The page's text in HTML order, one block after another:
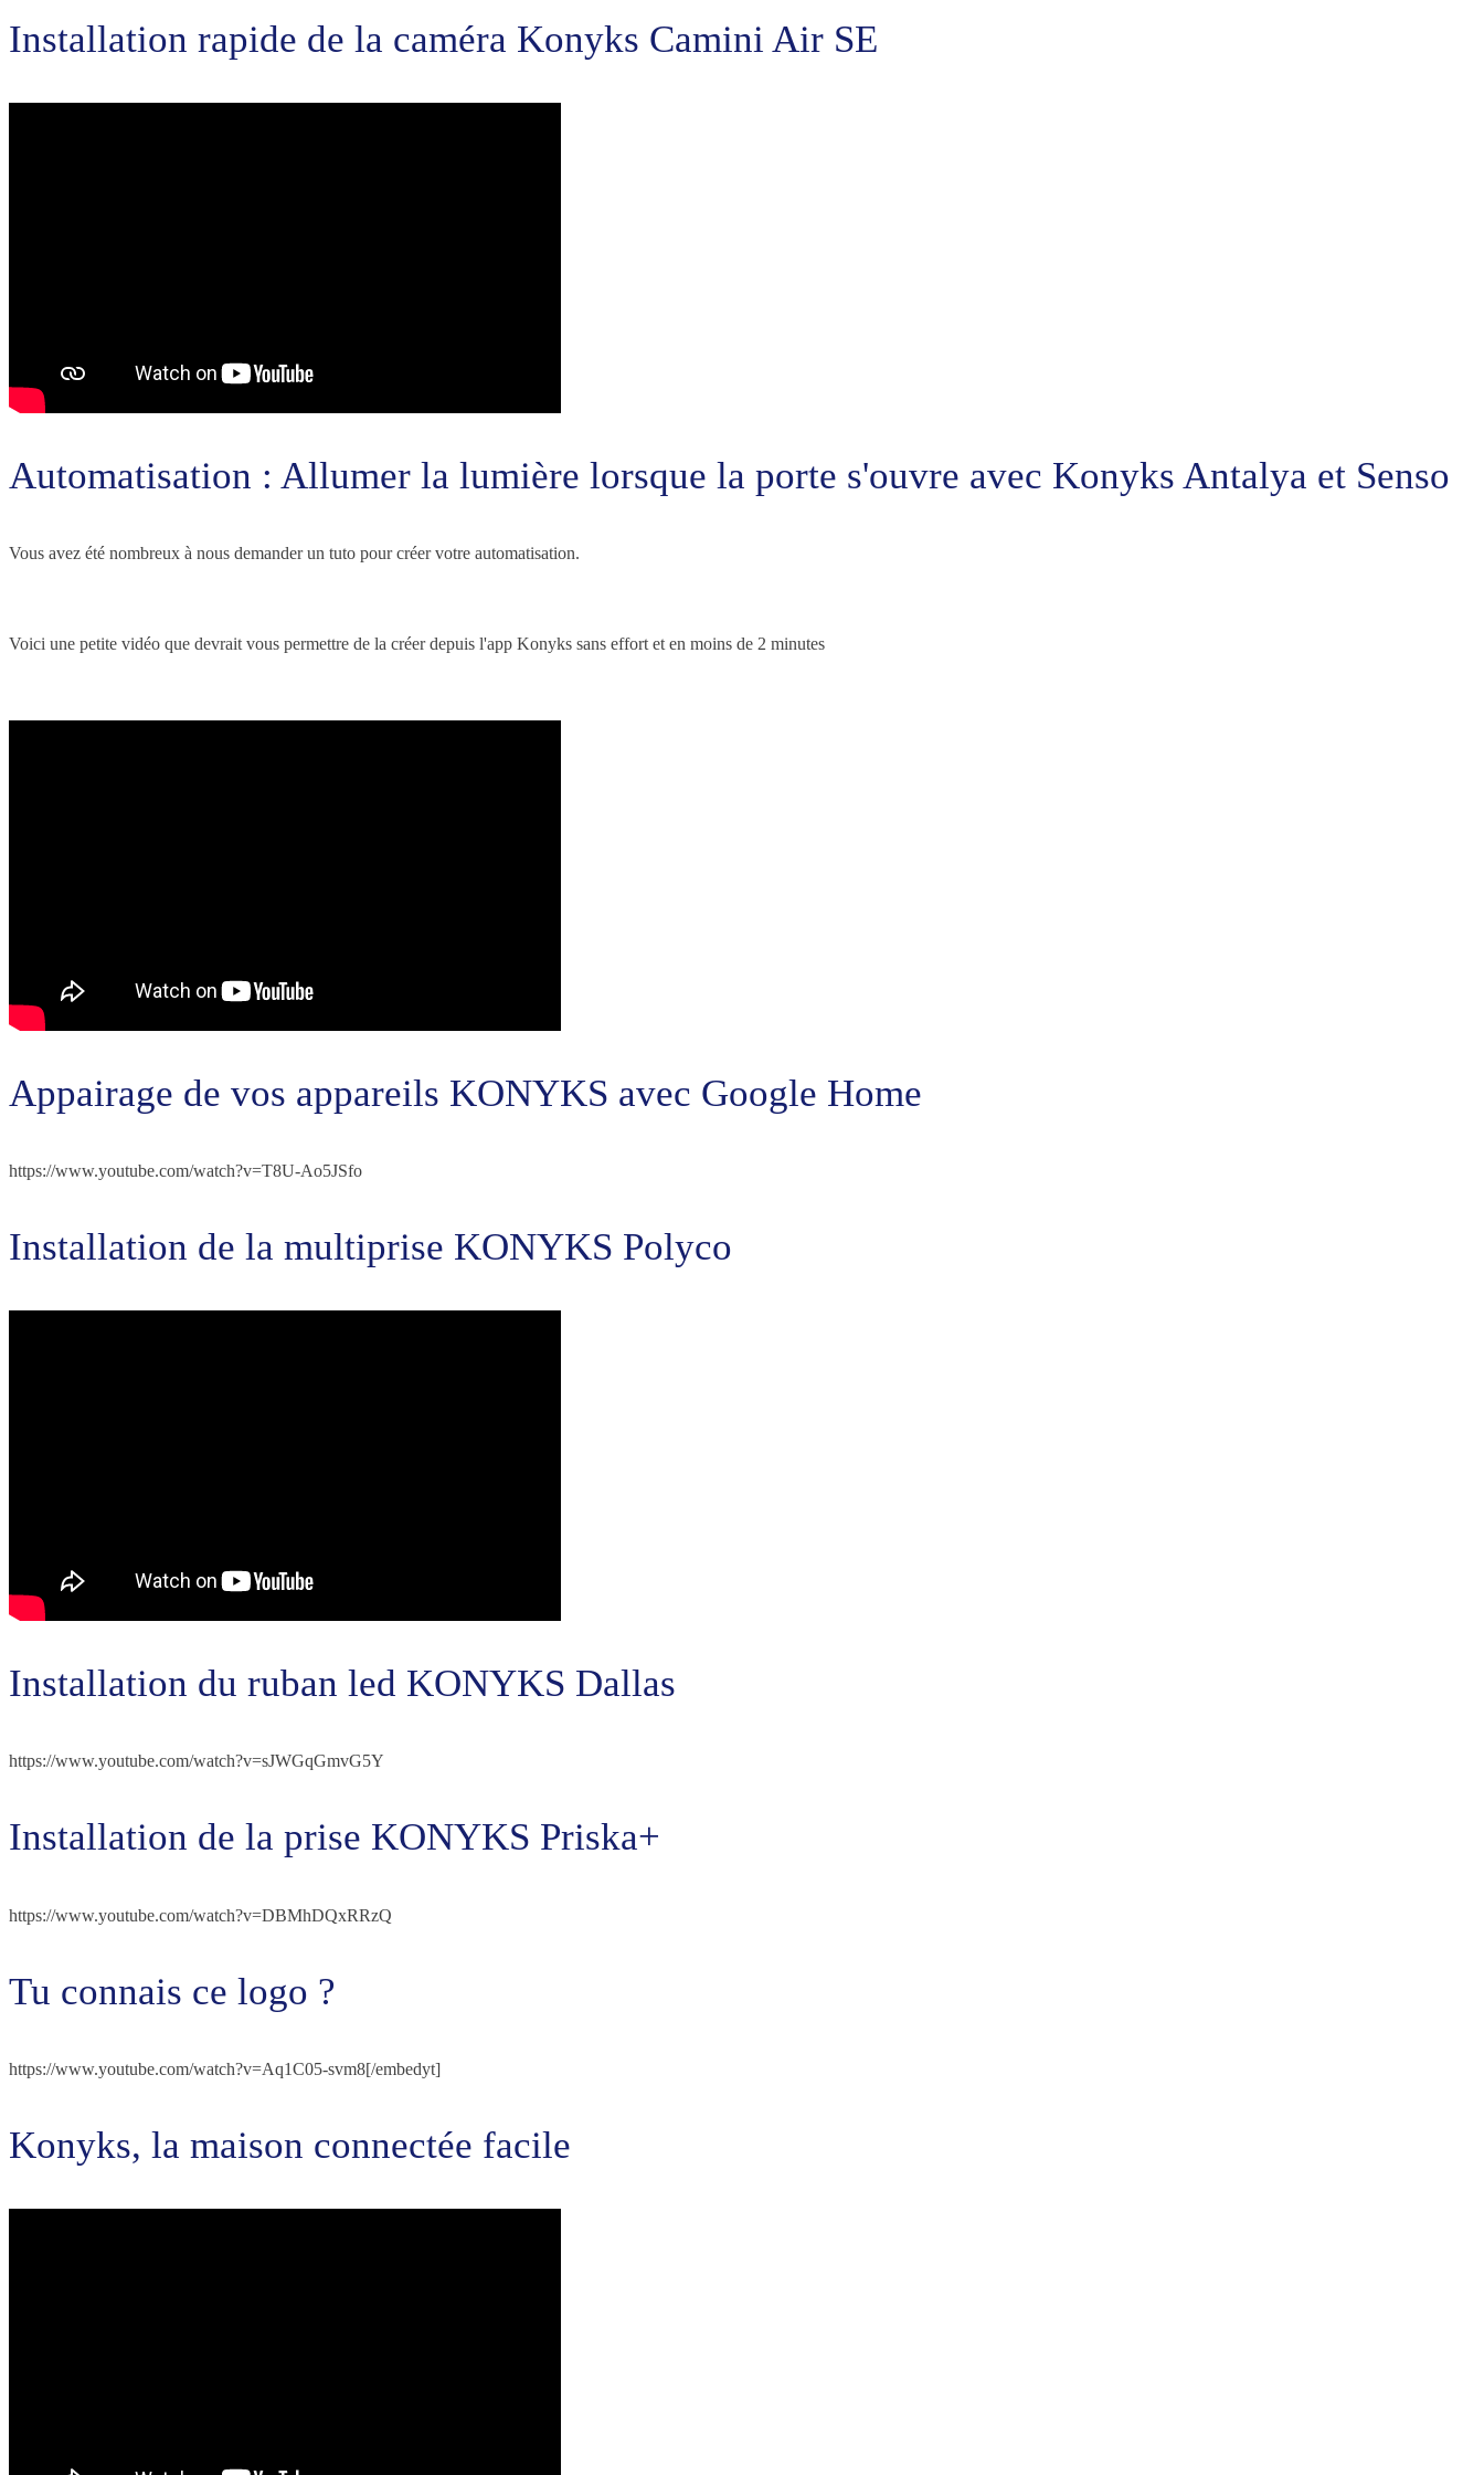
Installation rapide de la caméra Konyks Camini Air SE
Automatisation : Allumer la lumière lorsque la porte s'ouvre avec Konyks Antalya et Senso
Vous avez été nombreux à nous demander un tuto pour créer votre automatisation.
Voici une petite vidéo que devrait vous permettre de la créer depuis l'app Konyks sans effort et en moins de 2 minutes
Appairage de vos appareils KONYKS avec Google Home
https://www.youtube.com/watch?v=T8U-Ao5JSfo
Installation de la multiprise KONYKS Polyco
Installation du ruban led KONYKS Dallas
https://www.youtube.com/watch?v=sJWGqGmvG5Y
Installation de la prise KONYKS Priska+
https://www.youtube.com/watch?v=DBMhDQxRRzQ
Tu connais ce logo ?
https://www.youtube.com/watch?v=Aq1C05-svm8[/embedyt]
Konyks, la maison connectée facile